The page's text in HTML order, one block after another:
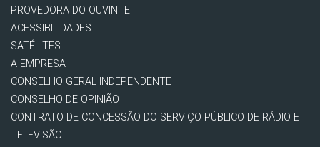
PROVEDORA DO OUVINTE
ACESSIBILIDADES
SATÉLITES
A EMPRESA
CONSELHO GERAL INDEPENDENTE
CONSELHO DE OPINIÃO
CONTRATO DE CONCESSÃO DO SERVIÇO PÚBLICO DE RÁDIO E
TELEVISÃO